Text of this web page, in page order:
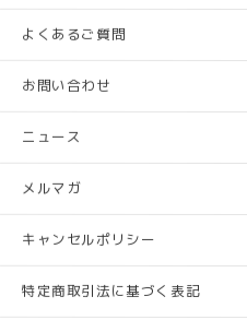
よくあるご質問
お問い合わせ
ニュース
メルマガ
キャンセルポリシー
特定商取引法に基づく表記